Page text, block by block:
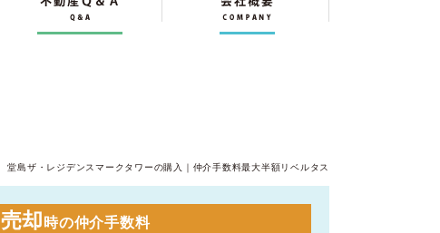
堂島ザ・レジデンスマークタワーの購入｜仲介手数料最大半額リベルタス
売却時の仲介手数料